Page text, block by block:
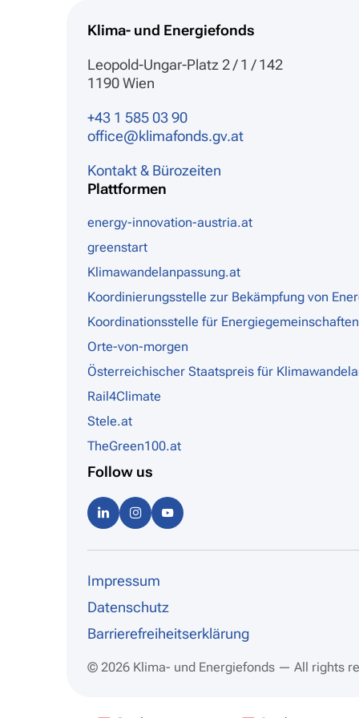
Klima- und Energiefonds
Leopold-Ungar-Platz 2 / 1 / 142
1190 Wien
+43 1 585 03 90
office@klimafonds.gv.at
Kontakt & Bürozeiten
Plattformen
energy-innovation-austria.at
greenstart
Klimawandelanpassung.at
Koordinierungsstelle zur Bekämpfung von
Koordinationsstelle für Energiegemeinschaften
Orte-von-morgen
Österreichischer Staatspreis für
Rail4Climate
Stele.at
TheGreen100.at
Follow us
Linke Instag
Impressum
Datenschutz
Barrierefreiheitserklärung
© 2026 Klima- und Energiefonds — All rights